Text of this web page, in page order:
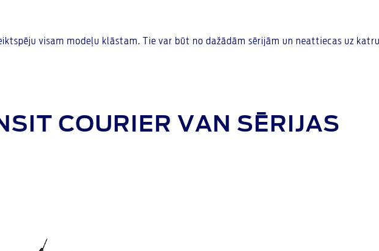
visam modeļu klāstam. Tie var būt no dažādām sērijām un neattiecas uz
COURIER VAN SĒRIJAS